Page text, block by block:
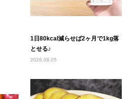
1日80kcal減らせば2ヶ月で1kg落
とせる♪
2026.08.05